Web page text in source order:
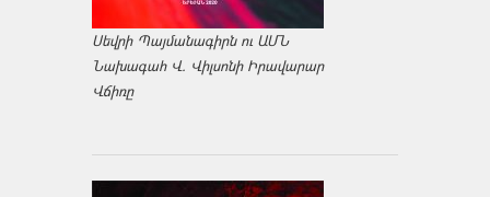
Սեվրի Պայմանագիրն ու ԱՄՆ
Նախագահ Վ. Վիլսոնի Իրավարար
Վճիռը